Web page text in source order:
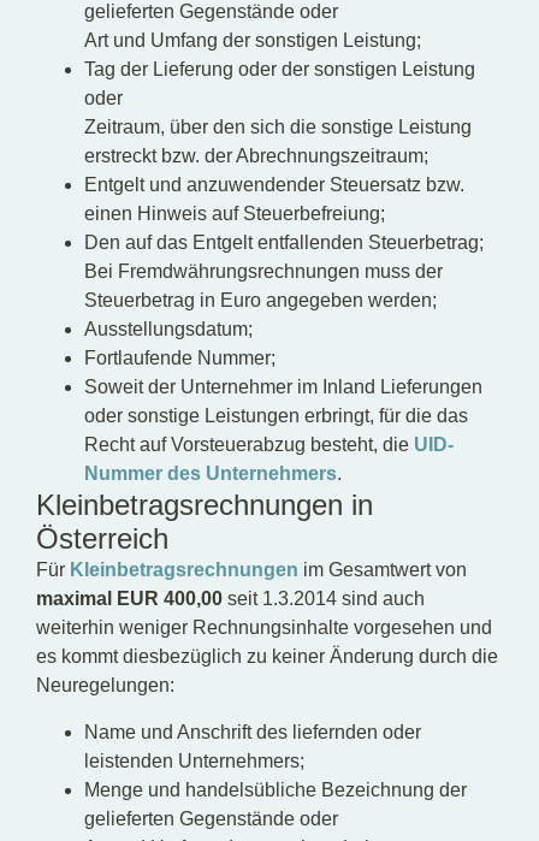
gelieferten Gegenstände oder
Art und Umfang der sonstigen Leistung;
Tag der Lieferung oder der sonstigen Leistung
oder
Zeitraum, über den sich die sonstige Leistung
erstreckt bzw. der Abrechnungszeitraum;
Entgelt und anzuwendender Steuersatz bzw.
einen Hinweis auf Steuerbefreiung;
Den auf das Entgelt entfallenden Steuerbetrag;
Bei Fremdwährungsrechnungen muss der
Steuerbetrag in Euro angegeben werden;
Ausstellungsdatum;
Fortlaufende Nummer;
Soweit der Unternehmer im Inland Lieferungen
oder sonstige Leistungen erbringt, für die das
Recht auf Vorsteuerabzug besteht, die UID-
Nummer des Unternehmers.
Kleinbetragsrechnungen in
Österreich
Für Kleinbetragsrechnungen im Gesamtwert von
maximal EUR 400,00 seit 1.3.2014 sind auch
weiterhin weniger Rechnungsinhalte vorgesehen und
es kommt diesbezüglich zu keiner Änderung durch die
Neuregelungen:
Name und Anschrift des liefernden oder
leistenden Unternehmers;
Menge und handelsübliche Bezeichnung der
gelieferten Gegenstände oder